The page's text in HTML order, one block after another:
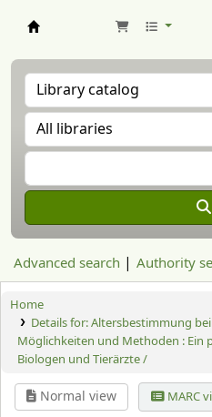
Advanced search Authority
Home
Details for:Altersbestimmung
Möglichkeiten und Methoden : Ein
Biologen und Tierärzte /
Normal view MARC